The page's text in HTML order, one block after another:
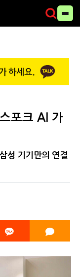
포크 AI 가
성 기기만의 연결